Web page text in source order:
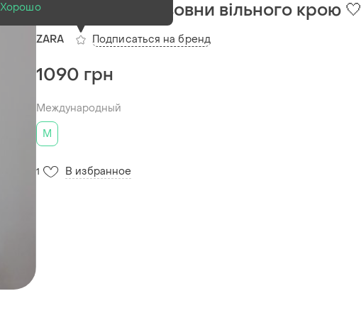
Сукня zara з бавовни вільного крою 🤍
ZARA
Хорошо
Подписаться на бренд
1090 грн
Международный
M
1 В избранное